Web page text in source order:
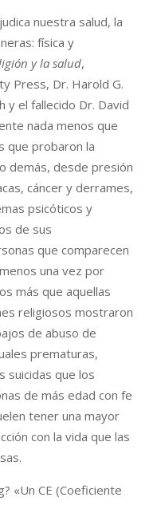
nuestra salud, la
física y
y la salud,
Press, Dr. Harold G.
y el fallecido Dr. David
nada menos que
que probaron la
demás, desde presión
cáncer y derrames,
psicóticos y
de sus
que comparecen
una vez por
más que aquellas
religiosos mostraron
de abuso de
prematuras,
suicidas que los
de más edad con fe
tener una mayor
con la vida que las
«Un CE (Coeficiente